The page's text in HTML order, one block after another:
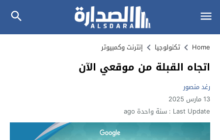
Home تكنولوجيا إنترنت وكمبيوتر
اتجاه القبلة من موقعي الآن
رغد منصور
13 مارس 2025
Last Update : سنة واحدة ago